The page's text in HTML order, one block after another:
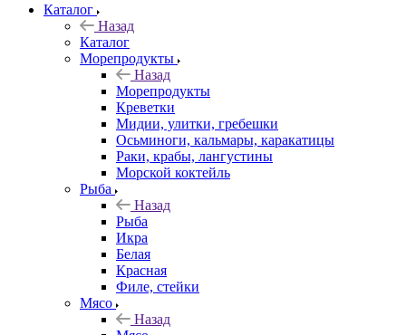
Каталог
Назад
Каталог
Морепродукты
Назад
Морепродукты
Креветки
Мидии, улитки, гребешки
Осьминоги, кальмары, каракатицы
Раки, крабы, лангустины
Морской коктейль
Рыба
Назад
Рыба
Икра
Белая
Красная
Филе, стейки
Мясо
Назад